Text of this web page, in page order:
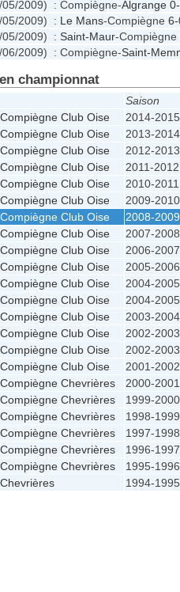
05/2009) : Compiègne-Algrange
05/2009) : Le Mans-Compiègne
05/2009) : Saint-Maur-Compiègne
06/2009) : Compiègne-Saint-
championnat
Saison
Club Oise
2014-2015
Club Oise
2013-2014
Club Oise
2012-2013
Club Oise
2011-2012
Club Oise
2010-2011
Club Oise
2009-2010
Club Oise
2008-2009
Club Oise
2007-2008
Club Oise
2006-2007
Club Oise
2005-2006
Club Oise
2004-2005
Club Oise
2004-2005
Club Oise
2003-2004
Club Oise
2002-2003
Club Oise
2002-2003
Club Oise
2001-2002
Chevrières
2000-2001
Chevrières
1999-2000
Chevrières
1998-1999
Chevrières
1997-1998
Chevrières
1996-1997
Chevrières
1995-1996
1994-1995